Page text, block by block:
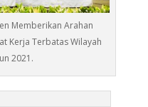
Memberikan Arahan
Kerja Terbatas Wilayah
2021.